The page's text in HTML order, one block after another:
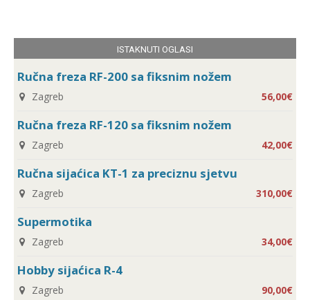
ISTAKNUTI OGLASI
Ručna freza RF-200 sa fiksnim nožem
Zagreb 56,00€
Ručna freza RF-120 sa fiksnim nožem
Zagreb 42,00€
Ručna sijaćica KT-1 za preciznu sjetvu
Zagreb 310,00€
Supermotika
Zagreb 34,00€
Hobby sijaćica R-4
Zagreb 90,00€